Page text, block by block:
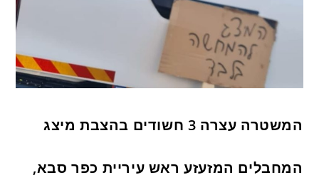
המשטרה עצרה 3 חשודים בהצבת מיצג
המחבלים המזעזע ראש עיריית כפר סבא,